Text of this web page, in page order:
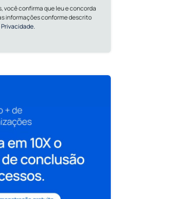
você confirma que leu e concorda
informações conforme descrito